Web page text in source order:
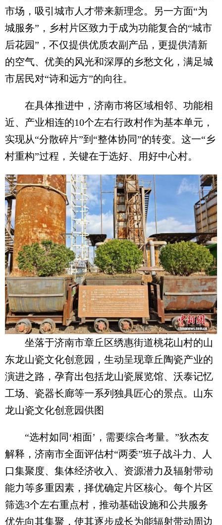
市场，吸引城市人才带来新理念。另一方面“为
城服务”，乡村片区致力于成为功能复合的“城市
后花园”，不仅提供优质农副产品，更提供清新
的空气、优美的风光和深厚的乡愁文化，满足城
市居民对“诗和远方”的向往。
在具体推进中，济南市将区域相邻、功能相
近、产业相连的10个左右行政村作为基本单元，
实现从“分散碎片”到“整体协同”的转变。这一“乡
村重构”过程，关键在于选好、用好中心村。
坐落于济南市章丘区绣惠街道桃花山村的山
东龙山瓷文化创意园，生动呈现章丘陶瓷产业的
演进之路，孕育出包括龙山瓷展览馆、沃泰记忆
工场、瓷器长廊等一系列独具匠心的景点。山东
龙山瓷文化创意园供图
“选村如同‘相面’，需要综合考量。”狄杰友
解释，济南市全面评估村“两委”班子战斗力、人
口集聚度、集体经济收入、资源潜力及辐射带动
能力等多重因素，择优确定片区核心。每个片区
筛选3个左右重点村，推动基础设施和公共服务
优先向其集聚，使其逐步成长为能辐射带动周边